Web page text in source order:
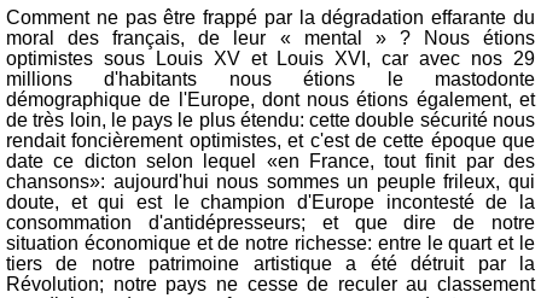
Comment ne pas être frappé par la dégradation effarante du
moral des français, de leur « mental » ? Nous étions
optimistes sous Louis XV et Louis XVI, car avec nos 29
millions d'habitants nous étions le mastodonte
démographique de l'Europe, dont nous étions également, et
de très loin, le pays le plus étendu: cette double sécurité nous
rendait foncièrement optimistes, et c'est de cette époque que
date ce dicton selon lequel «en France, tout finit par des
chansons»: aujourd'hui nous sommes un peuple frileux, qui
doute, et qui est le champion d'Europe incontesté de la
consommation d'antidépresseurs; et que dire de notre
situation économique et de notre richesse: entre le quart et le
tiers de notre patrimoine artistique a été détruit par la
Révolution; notre pays ne cesse de reculer au classement